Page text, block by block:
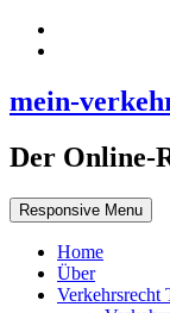
mein-
Der Online-
Responsive Menu
Home
Über
Verkehrsrecht